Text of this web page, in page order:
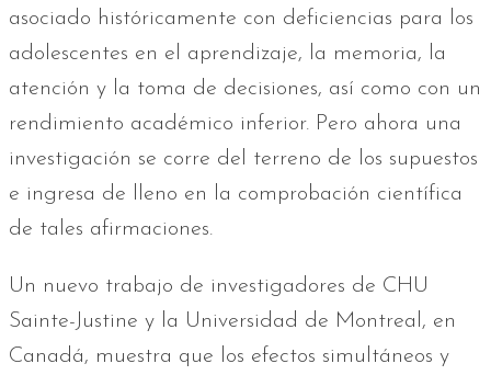
asociado históricamente con deficiencias para los
adolescentes en el aprendizaje, la memoria, la
atención y la toma de decisiones, así como con un
rendimiento académico inferior. Pero ahora una
investigación se corre del terreno de los supuestos
e ingresa de lleno en la comprobación científica
de tales afirmaciones.
Un nuevo trabajo de investigadores de CHU
Sainte-Justine y la Universidad de Montreal, en
Canadá, muestra que los efectos simultáneos y